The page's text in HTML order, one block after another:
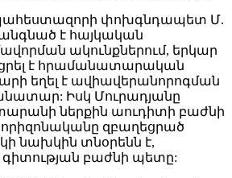
փոխգնդապետ Մ.
է հայկական
ակունքներում, երկար
է հրամանատարական
եղել է ավիավերանորոգման
Իսկ Մուրադյանը
ներքին աուդիտի բաժնի
զբաղեցրած
նախկին տնօրենն է,
գիտության բաժնի պետը: